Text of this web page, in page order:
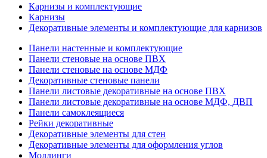
Карнизы и комплектующие
Карнизы
Декоративные элементы и комплектующие для карнизов
Панели настенные и комплектующие
Панели стеновые на основе ПВХ
Панели стеновые на основе МДФ
Декоративные стеновые панели
Панели листовые декоративные на основе ПВХ
Панели листовые декоративные на основе МДФ, ДВП
Панели самоклеящиеся
Рейки декоративные
Декоративные элементы для стен
Декоративные элементы для оформления углов
Молдинги